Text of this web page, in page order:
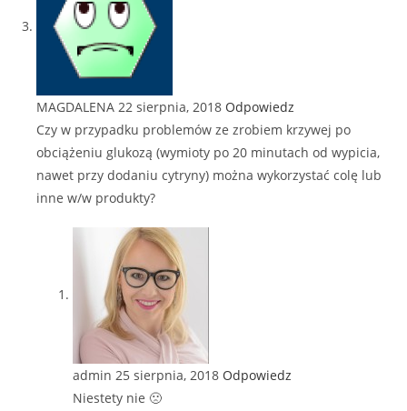
MAGDALENA 22 sierpnia, 2018 Odpowiedz
Czy w przypadku problemów ze zrobiem krzywej po
obciążeniu glukozą (wymioty po 20 minutach od wypicia,
nawet przy dodaniu cytryny) można wykorzystać colę lub
inne w/w produkty?
admin 25 sierpnia, 2018 Odpowiedz
Niestety nie 🙁